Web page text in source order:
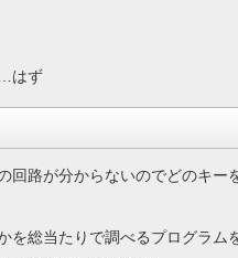
はず
回路が分からないのでどのキー
を総当たりで調べるプログラ